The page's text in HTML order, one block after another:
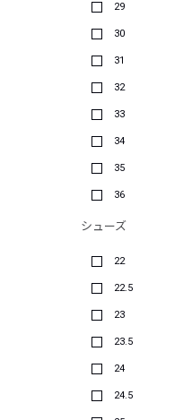
29
30
31
32
33
34
35
36
シューズ
22
22.5
23
23.5
24
24.5